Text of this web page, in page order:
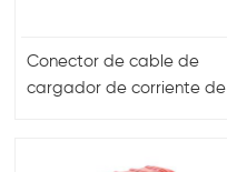
Conector de cable de
cargador de corriente de